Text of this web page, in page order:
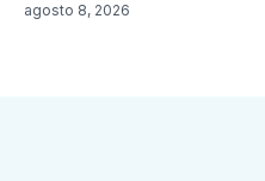
agosto 8, 2026